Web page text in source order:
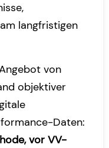
langfristigen
von
objektiver
Daten:
vor VV-